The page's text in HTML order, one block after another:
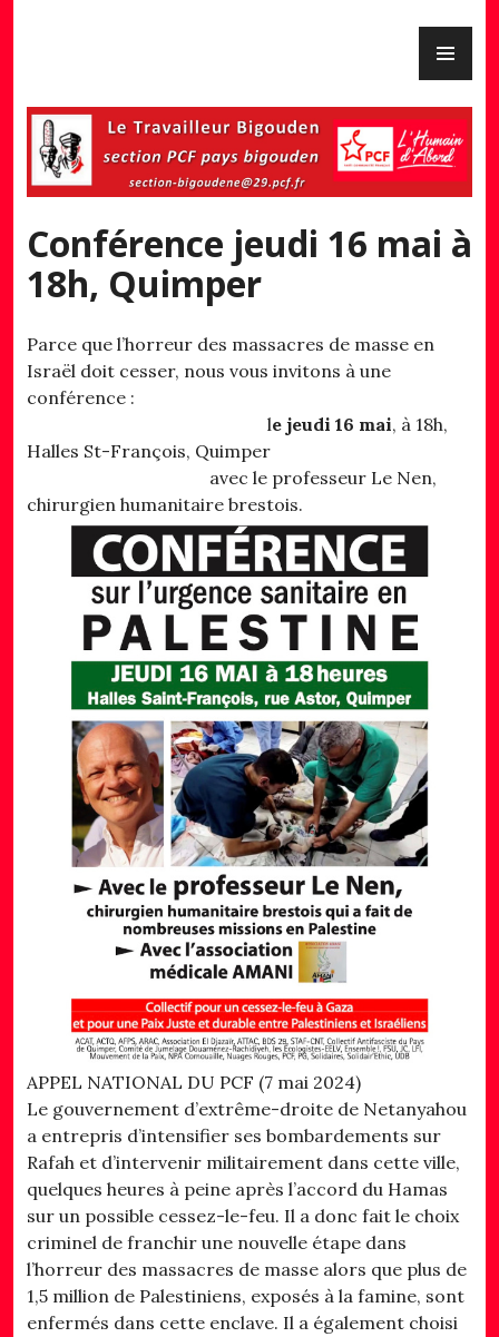
Conférence jeudi 16 mai à
18h, Quimper
Parce que l’horreur des massacres de masse en
Israël doit cesser, nous vous invitons à une
conférence :
le jeudi 16 mai, à 18h,
Halles St-François, Quimper
avec le professeur Le Nen,
chirurgien humanitaire brestois.
APPEL NATIONAL DU PCF (7 mai 2024)
Le gouvernement d’extrême-droite de Netanyahou
a entrepris d’intensifier ses bombardements sur
Rafah et d’intervenir militairement dans cette ville,
quelques heures à peine après l’accord du Hamas
sur un possible cessez-le-feu. Il a donc fait le choix
criminel de franchir une nouvelle étape dans
l’horreur des massacres de masse alors que plus de
1,5 million de Palestiniens, exposés à la famine, sont
enfermés dans cette enclave. Il a également choisi